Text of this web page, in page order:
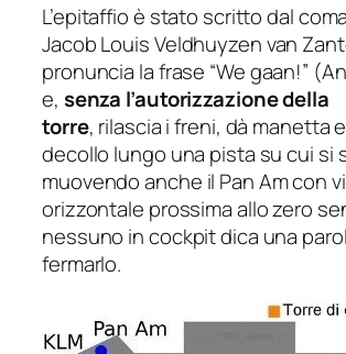
L’epitaffio è stato scritto dal
Jacob Louis Veldhuyzen van
pronuncia la frase “We gaan!” (
e, senza l’autorizzazione della
torre, rilascia i freni, dà manetta
decollo lungo una pista su cui si
muovendo anche il Pan Am con
orizzontale prossima allo zero
nessuno in cockpit dica una
fermarlo.